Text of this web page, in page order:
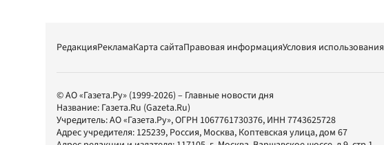
РедакцияРекламаКарта сайтаПравовая информацияУсловия использования
© АО «Газета.Ру» (1999-2026) – Главные новости дня
Название: Газета.Ru (Gazeta.Ru)
Учредитель:АО «Газета.Ру», ОГРН 1067761730376, ИНН 7743625728
Адрес учредителя: 125239, Россия, Москва, Коптевская улица, дом 67